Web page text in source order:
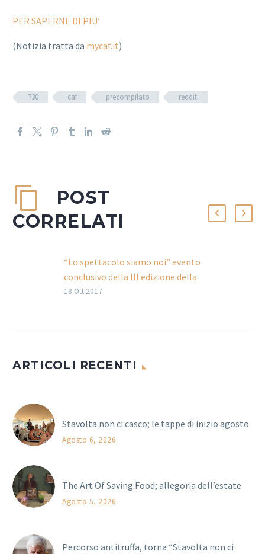
PER SAPERNE DI PIU’
(Notizia tratta da mycaf.it)
730 caf precompilato redditi
POST
CORRELATI
“Lo spettacolo siamo noi” evento
conclusivo della III edizione della
Ottobrata Solidale
18 Ott 2017
ARTICOLI RECENTI
Stavolta non ci casco; le tappe di inizio agosto
Agosto 6, 2026
The Art Of Saving Food; allegoria dell’estate
Agosto 5, 2026
Percorso antitruffa, torna “Stavolta non ci